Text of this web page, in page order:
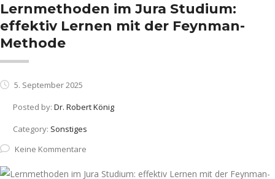
Lernmethoden im Jura Studium:
effektiv Lernen mit der Feynman-
Methode
5. September 2025
Posted by: Dr. Robert König
Category: Sonstiges
Keine Kommentare